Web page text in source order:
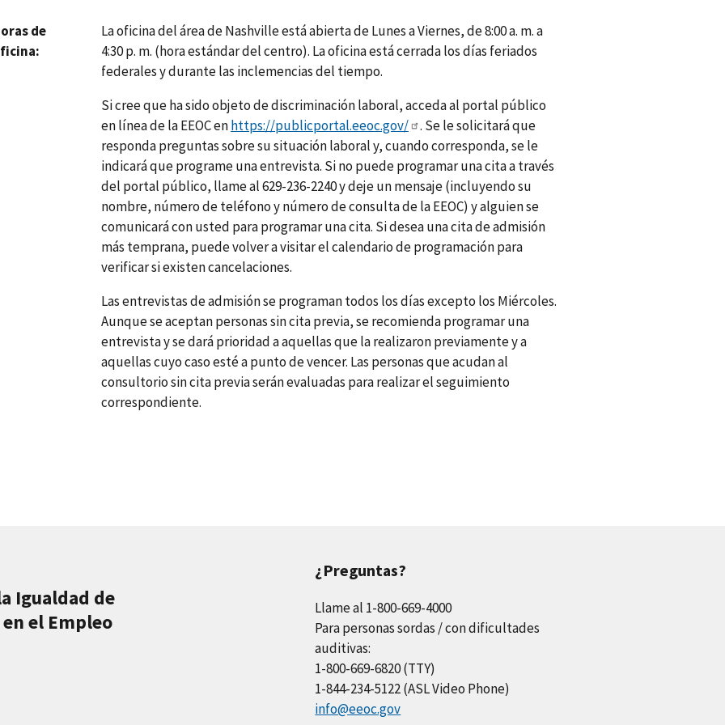
de
La oficina del área de Nashville está abierta de Lunes a Viernes, de 8:00 a. m. a
4:30 p. m. (hora estándar del centro). La oficina está cerrada los días feriados
federales y durante las inclemencias del tiempo.
Si cree que ha sido objeto de discriminación laboral, acceda al portal público
en línea de la EEOC enhttps://publicportal.eeoc.gov/
. Se le solicitará que
responda preguntas sobre su situación laboral y, cuando corresponda, se le
indicará que programe una entrevista. Si no puede programar una cita a través
del portal público, llame al 629-236-2240 y deje un mensaje (incluyendo su
nombre, número de teléfono y número de consulta de la EEOC) y alguien se
comunicará con usted para programar una cita. Si desea una cita de admisión
más temprana, puede volver a visitar el calendario de programación para
verificar si existen cancelaciones.
Las entrevistas de admisión se programan todos los días excepto los Miércoles.
Aunque se aceptan personas sin cita previa, se recomienda programar una
entrevista y se dará prioridad a aquellas que la realizaron previamente y a
aquellas cuyo caso esté a punto de vencer. Las personas que acudan al
consultorio sin cita previa serán evaluadas para realizar el seguimiento
correspondiente.
Igualdad de
el Empleo
¿Preguntas?
Llame al 1-800-669-4000
Para personas sordas / con dificultades
auditivas:
1-800-669-6820 (TTY)
1-844-234-5122 (ASL Video Phone)
info@eeoc.gov